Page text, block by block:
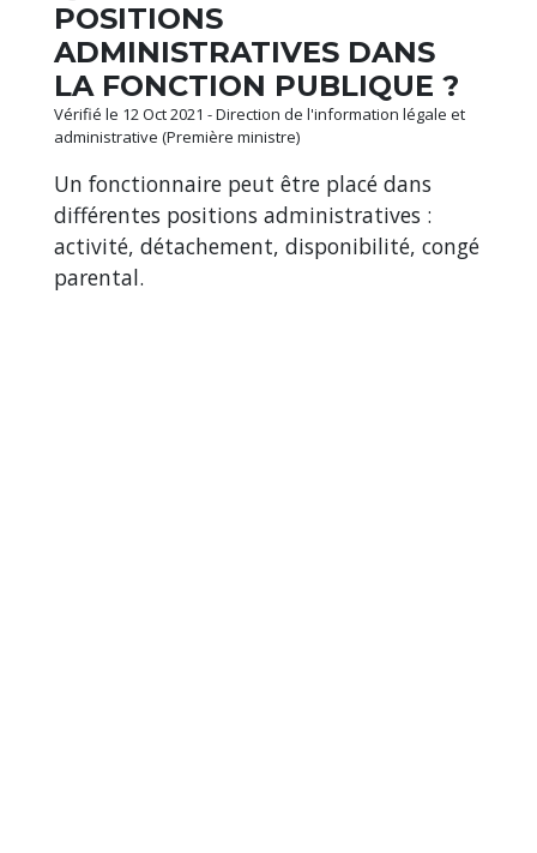
POSITIONS
ADMINISTRATIVES DANS
LA FONCTION PUBLIQUE ?
Vérifié le 12 Oct 2021 - Direction de l'information légale et
administrative (Première ministre)
Un fonctionnaire peut être placé dans
différentes positions administratives :
activité, détachement, disponibilité, congé
parental.